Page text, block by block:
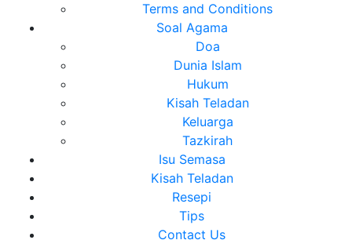
Terms and Conditions
Soal Agama
Doa
Dunia Islam
Hukum
Kisah Teladan
Keluarga
Tazkirah
Isu Semasa
Kisah Teladan
Resepi
Tips
Contact Us